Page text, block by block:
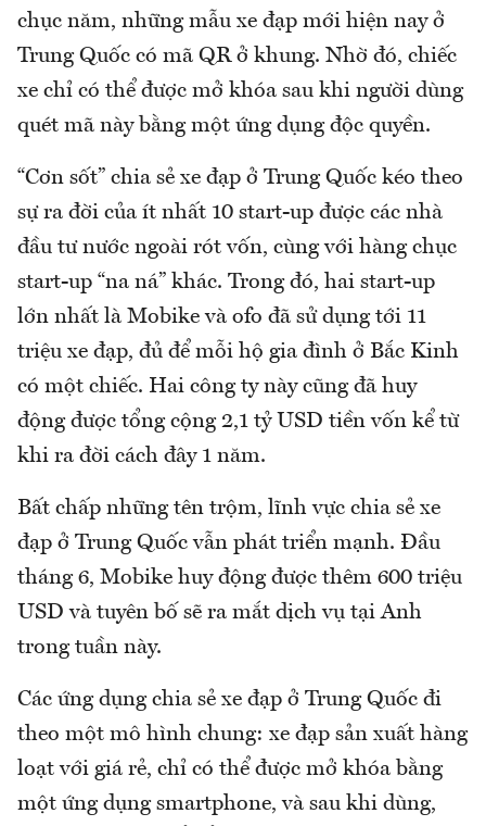
chục năm, những mẫu xe đạp mới hiện nay ở
Trung Quốc có mã QR ở khung. Nhờ đó, chiếc
xe chỉ có thể được mở khóa sau khi người dùng
quét mã này bằng một ứng dụng độc quyền.
“Cơn sốt” chia sẻ xe đạp ở Trung Quốc kéo theo
sự ra đời của ít nhất 10 start-up được các nhà
đầu tư nước ngoài rót vốn, cùng với hàng chục
start-up “na ná” khác. Trong đó, hai start-up
lớn nhất là Mobike và ofo đã sử dụng tới 11
triệu xe đạp, đủ để mỗi hộ gia đình ở Bắc Kinh
có một chiếc. Hai công ty này cũng đã huy
động được tổng cộng 2,1 tỷ USD tiền vốn kể từ
khi ra đời cách đây 1 năm.
Bất chấp những tên trộm, lĩnh vực chia sẻ xe
đạp ở Trung Quốc vẫn phát triển mạnh. Đầu
tháng 6, Mobike huy động được thêm 600 triệu
USD và tuyên bố sẽ ra mắt dịch vụ tại Anh
trong tuần này.
Các ứng dụng chia sẻ xe đạp ở Trung Quốc đi
theo một mô hình chung: xe đạp sản xuất hàng
loạt với giá rẻ, chỉ có thể được mở khóa bằng
một ứng dụng smartphone, và sau khi dùng,